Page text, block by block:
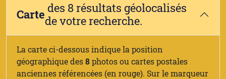
Carte des 8 résultats géolocalisés
de votre recherche.
La carte ci-dessous indique la position
géographique des8photos ou cartes postales
anciennes référencées (en rouge). Sur le marqueur